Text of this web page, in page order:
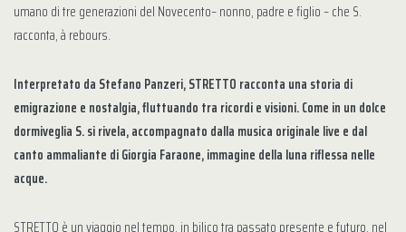
umano di tre generazioni del Novecento– nonno, padre e figlio – che S.
racconta, à rebours.
Interpretato da Stefano Panzeri, STRETTO racconta una storia di
emigrazione e nostalgia, fluttuando tra ricordi e visioni. Come in un dolce
dormiveglia S. si rivela, accompagnato dalla musica originale live e dal
canto ammaliante di Giorgia Faraone, immagine della luna riflessa nelle
acque.
STRETTO è un viaggio nel tempo, in bilico tra passato presente e futuro, nel